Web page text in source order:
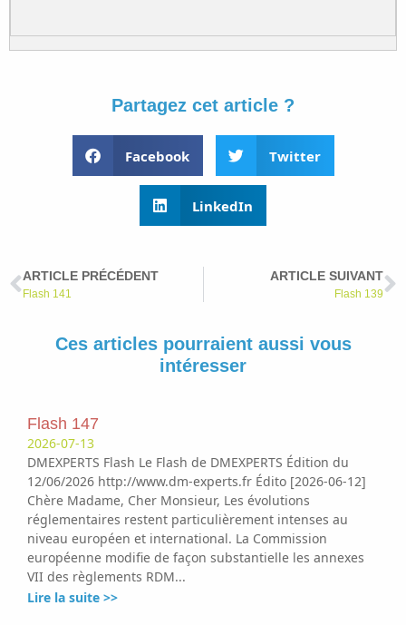
Partagez cet article ?
Facebook Twitter
LinkedIn
ARTICLE PRÉCÉDENT
Flash 141
ARTICLE SUIVANT
Flash 139
Ces articles pourraient aussi vous
intéresser
Flash 147
2026-07-13
DMEXPERTS Flash Le Flash de DMEXPERTS Édition du
12/06/2026 http://www.dm-experts.fr Édito [2026-06-12]
Chère Madame, Cher Monsieur, Les évolutions
réglementaires restent particulièrement intenses au
niveau européen et international. La Commission
européenne modifie de façon substantielle les annexes
VII des règlements RDM...
Lire la suite >>